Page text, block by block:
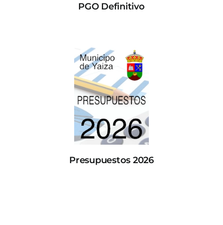
PGO Definitivo
Presupuestos 2026